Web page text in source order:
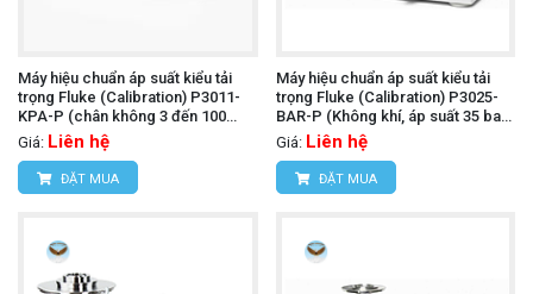
Máy hiệu chuẩn áp suất kiểu tải
trọng Fluke (Calibration) P3011-
KPA-P (chân không 3 đến 100
kPa, PCU đơn)
Giá: Liên hệ
ĐẶT MUA
Máy hiệu chuẩn áp suất kiểu tải
trọng Fluke (Calibration) P3025-
BAR-P (Không khí, áp suất 35 bar
và chân không đến 1,000 mbar,
PCU đôi)
Giá: Liên hệ
ĐẶT MUA